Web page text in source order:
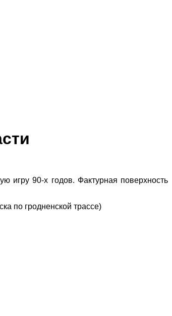
игру 90-х годов. Фактурная поверхность
по гродненской трассе)